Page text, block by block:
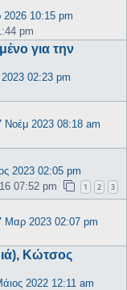
10:15 pm
pm
για την
02:23 pm
Νοέμ 2023 08:18 am
2023 02:05 pm
07:52 pm 1 2 3
Μαρ 2023 02:07 pm
Κώτσος
2022 12:11 am